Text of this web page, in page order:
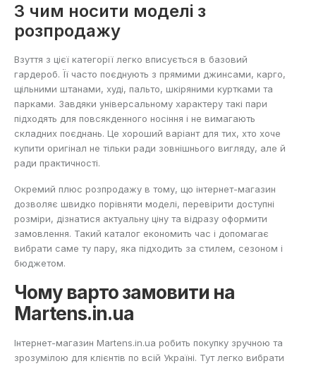
З чим носити моделі з
розпродажу
Взуття з цієї категорії легко вписується в базовий
гардероб. Її часто поєднують з прямими джинсами, карго,
щільними штанами, худі, пальто, шкіряними куртками та
парками. Завдяки універсальному характеру такі пари
підходять для повсякденного носіння і не вимагають
складних поєднань. Це хороший варіант для тих, хто хоче
купити оригінал не тільки ради зовнішнього вигляду, але й
ради практичності.
Окремий плюс розпродажу в тому, що інтернет-магазин
дозволяє швидко порівняти моделі, перевірити доступні
розміри, дізнатися актуальну ціну та відразу оформити
замовлення. Такий каталог економить час і допомагає
вибрати саме ту пару, яка підходить за стилем, сезоном і
бюджетом.
Чому варто замовити на
Martens.in.ua
Інтернет-магазин Martens.in.ua робить покупку зручною та
зрозумілою для клієнтів по всій Україні. Тут легко вибрати